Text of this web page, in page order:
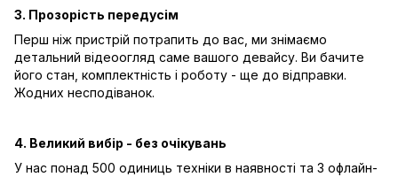
3. Прозорість передусім
Перш ніж пристрій потрапить до вас, ми знімаємо
детальний відеоогляд саме вашого девайсу. Ви бачите
його стан, комплектність і роботу - ще до відправки.
Жодних несподіванок.
4. Великий вибір - без очікувань
У нас понад 500 одиниць техніки в наявності та 3 офлайн-